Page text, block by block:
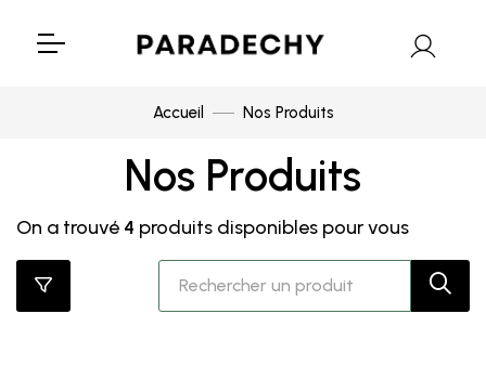
Accueil Nos Produits
Nos Produits
On a trouvé 4 produits disponibles pour vous